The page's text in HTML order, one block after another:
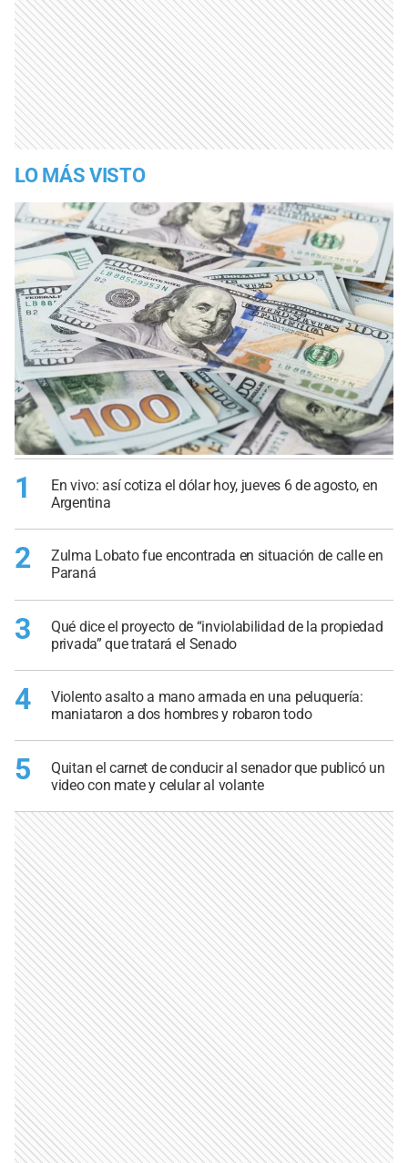
LO MÁS VISTO
1
En vivo: así cotiza el dólar hoy, jueves 6 de agosto, en
Argentina
2
Zulma Lobato fue encontrada en situación de calle en
Paraná
3
Qué dice el proyecto de “inviolabilidad de la propiedad
privada” que tratará el Senado
4
Violento asalto a mano armada en una peluquería:
maniataron a dos hombres y robaron todo
5
Quitan el carnet de conducir al senador que publicó un
video con mate y celular al volante